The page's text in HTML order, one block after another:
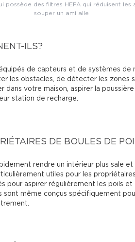
possède des filtres HEPA qui réduisent
souper un ami alle
ILS?
équipés de capteurs et de systèmes de
les obstacles, de détecter les zones
dans votre maison, aspirer la
station de recharge.
DE BOULES DE
rendre un intérieur plus sale et
utiles pour les
pour aspirer régulièrement les poils et
sont même conçus spécifiquement